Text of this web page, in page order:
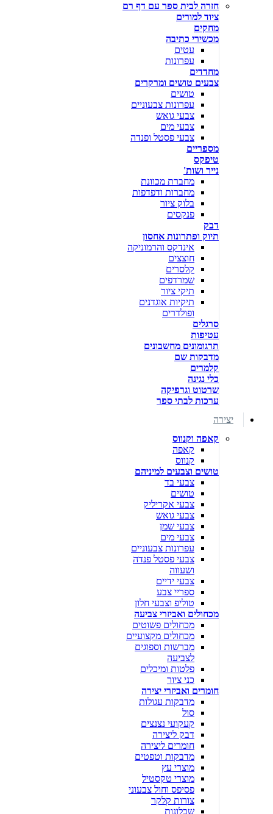
חזרה לבית ספר עם דף רם
ציוד למורים
מחקים
מכשירי כתיבה
עטים
עפרונות
מחדדים
צבעים טושים ומרקרים
טושים
עפרונות צבעוניים
צבעי גואש
צבעי מים
צבעי פסטל ופנדה
מספריים
טיפקס
נייר ושות'
מחברת מכוונת
מחברות ודפדפות
בלוק ציור
פנקסים
דבק
תיוק ופתרונות אחסון
אינדקס והרמוניקה
חוצצים
קלסרים
שמרדפים
תיקי ציור
תיקיות אוגדנים
ופולדרים
סרגלים
עטיפות
תרגומונים מחשבונים
מדבקות שם
קלמרים
כלי נגינה
שרטוט וגרפיקה
ערכות לבתי ספר
יצירה
קאפה וקנווס
קאפה
קנווס
טושים וצבעים למיניהם
צבעי בד
טושים
צבעי אקריליק
צבעי גואש
צבעי שמן
צבעי מים
עפרונות צבעוניים
צבעי פסטל פנדה
ושעווה
צבעי ידיים
ספריי צבע
טוליפ וצבעי חלון
מכחולים ואביזרי צביעה
מכחולים פשוטים
מכחולים מקצועיים
מברשות וספוגים
לצביעה
פלטות ומיכלים
כני ציור
חומרים ואביזרי יצירה
מדבקות עגולות
סול
קעקועי נצנצים
דבק ליצירה
חומרים ליצירה
מדבקות וטפטים
מוצרי עץ
מוצרי טקסטיל
פסיפס וחול צבעוני
צורות קלקר
שבלונות